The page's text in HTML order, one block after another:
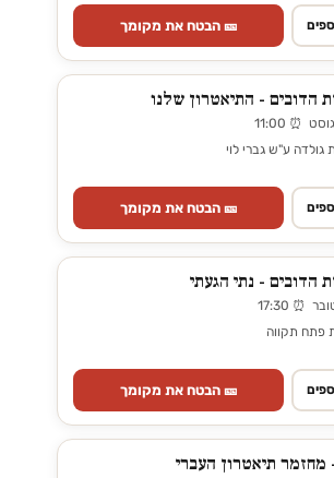
🎫 הבטח את מקומך
הדובים - התיאטרון שלנו
גולדה ע"ש גברי לוי
🎫 הבטח את מקומך
הדובים - נתי הגעתי
פתח תקווה
🎫 הבטח את מקומך
מחזמר תיאטרון העברי